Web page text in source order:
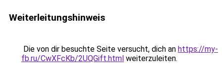
Weiterleitungshinweis
Die von dir besuchte Seite versucht, dich an https://my-
fb.ru/CwXFcKb/2UQGift.html weiterzuleiten.